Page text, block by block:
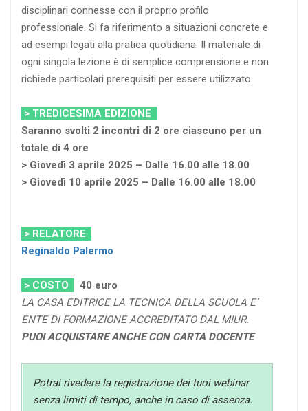
disciplinari connesse con il proprio profilo
professionale. Si fa riferimento a situazioni concrete e
ad esempi legati alla pratica quotidiana. Il materiale di
ogni singola lezione è di semplice comprensione e non
richiede particolari prerequisiti per essere utilizzato.
> TREDICESIMA EDIZIONE
Saranno svolti 2 incontri di 2 ore ciascuno per un
totale di 4 ore
> Giovedì 3 aprile 2025 – Dalle 16.00 alle 18.00
> Giovedì 10 aprile 2025 – Dalle 16.00 alle 18.00
> RELATORE
Reginaldo Palermo
> COSTO 40 euro
LA CASA EDITRICE LA TECNICA DELLA SCUOLA E’
ENTE DI FORMAZIONE ACCREDITATO DAL MIUR.
PUOI ACQUISTARE ANCHE CON CARTA DOCENTE
Potrai rivedere la registrazione dei tuoi webinar
senza limiti di tempo, anche in caso di assenza.